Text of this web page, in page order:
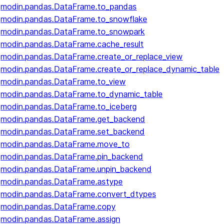
modin.pandas.DataFrame.to_pandas
modin.pandas.DataFrame.to_snowflake
modin.pandas.DataFrame.to_snowpark
modin.pandas.DataFrame.cache_result
modin.pandas.DataFrame.create_or_replace_view
modin.pandas.DataFrame.create_or_replace_dynamic_table
modin.pandas.DataFrame.to_view
modin.pandas.DataFrame.to_dynamic_table
modin.pandas.DataFrame.to_iceberg
modin.pandas.DataFrame.get_backend
modin.pandas.DataFrame.set_backend
modin.pandas.DataFrame.move_to
modin.pandas.DataFrame.pin_backend
modin.pandas.DataFrame.unpin_backend
modin.pandas.DataFrame.astype
modin.pandas.DataFrame.convert_dtypes
modin.pandas.DataFrame.copy
modin.pandas.DataFrame.assign